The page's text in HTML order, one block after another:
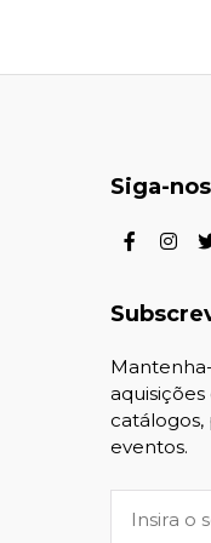
Siga-
eventos.